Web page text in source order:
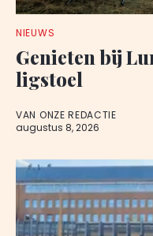
NIEUWS
Genieten bij
ligstoel
VAN ONZE REDACTIE
augustus 8, 2026